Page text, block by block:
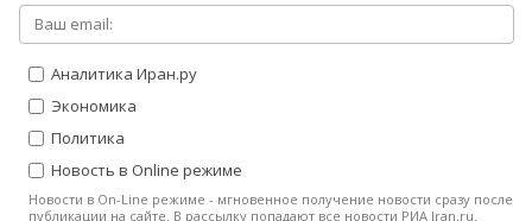
Аналитика Иран.ру
Экономика
Политика
Новость в Online режиме
Новости в On-Line режиме - мгновенное получение новости сразу после
публикации на сайте. В рассылку попадают все новости РИА Iran.ru.